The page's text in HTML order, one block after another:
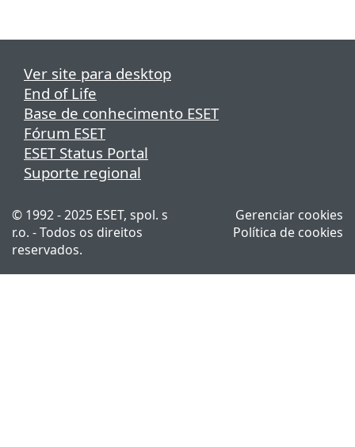
Ver site para desktop
End of Life
Base de conhecimento ESET
Fórum ESET
ESET Status Portal
Suporte regional
© 1992 - 2025 ESET, spol. s
r.o. - Todos os direitos
reservados.
Gerenciar cookies
Política de cookies